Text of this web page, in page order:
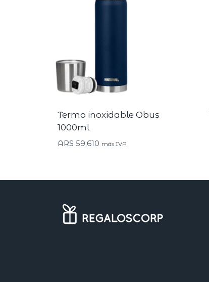
Termo inoxidable Obus
1000ml
ARS 59.610 más IVA